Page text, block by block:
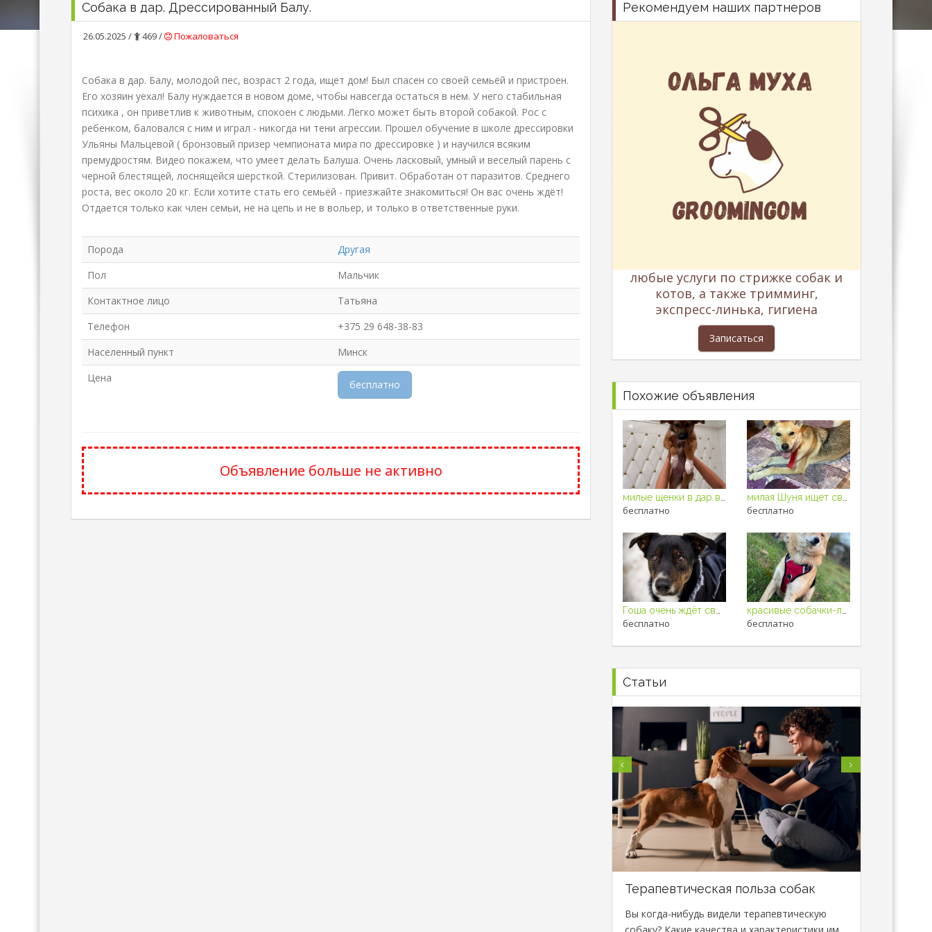
Собака в дар. Дрессированный Балу.
26.05.2025 / 469 / Пожаловаться
Собака в дар. Балу, молодой пес, возраст 2 года, ищет дом! Был спасен со своей семьёй и пристроен.
Его хозяин уехал! Балу нуждается в новом доме, чтобы навсегда остаться в нем. У него стабильная
психика , он приветлив к животным, спокоен с людьми. Легко может быть второй собакой. Рос с
ребенком, баловался с ним и играл - никогда ни тени агрессии. Прошел обучение в школе дрессировки
Ульяны Мальцевой ( бронзовый призер чемпионата мира по дрессировке ) и научился всяким
премудростям. Видео покажем, что умеет делать Балуша. Очень ласковый, умный и веселый парень с
черной блестящей, лоснящейся шерсткой. Стерилизован. Привит. Обработан от паразитов. Среднего
роста, вес около 20 кг. Если хотите стать его семьёй - приезжайте знакомиться! Он вас очень ждёт!
Отдается только как член семьи, не на цепь и не в вольер, и только в ответственные руки.
Порода
Другая
Пол
Мальчик
Контактное лицо
Татьяна
Телефон
+375 29 648-38-83
Населенный пункт
Минск
Цена
бесплатно
Объявление больше не активно
Рекомендуем наших партнеров
любые услуги по стрижке собак и
котов, а также тримминг,
экспресс-линька, гигиена
Записаться
Похожие объявления
бесплатно бесплатно
бесплатно бесплатно
Статьи
Терапевтическая польза собак
Вы когда-нибудь видели терапевтическую